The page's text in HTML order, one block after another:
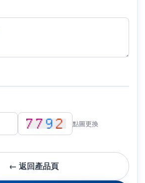
點圖更換
← 返回產品頁